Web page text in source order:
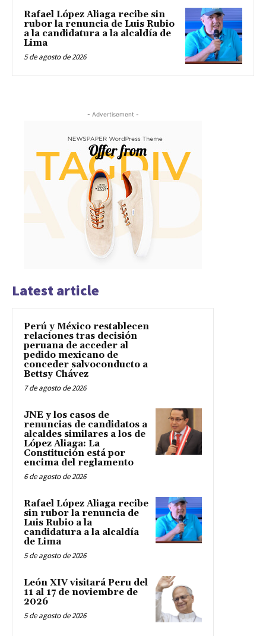
Rafael López Aliaga recibe sin
rubor la renuncia de Luis Rubio
a la candidatura a la alcaldía de
Lima
5 de agosto de 2026
- Advertisement -
Latest article
Perú y México restablecen
relaciones tras decisión
peruana de acceder al
pedido mexicano de
conceder salvoconducto a
Bettsy Chávez
7 de agosto de 2026
JNE y los casos de
renuncias de candidatos a
alcaldes similares a los de
López Aliaga: La
Constitución está por
encima del reglamento
6 de agosto de 2026
Rafael López Aliaga recibe
sin rubor la renuncia de
Luis Rubio a la
candidatura a la alcaldía
de Lima
5 de agosto de 2026
León XIV visitará Peru del
11 al 17 de noviembre de
2026
5 de agosto de 2026